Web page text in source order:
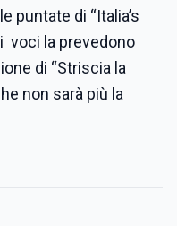
puntate di “Italia’s
voci la prevedono
di “Striscia la
non sarà più la